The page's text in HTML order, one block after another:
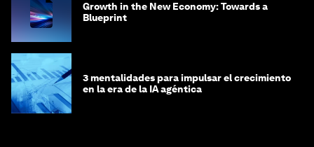
Growth in the New Economy: Towards a
Blueprint
3 mentalidades para impulsar el crecimiento
en la era de la IA agéntica